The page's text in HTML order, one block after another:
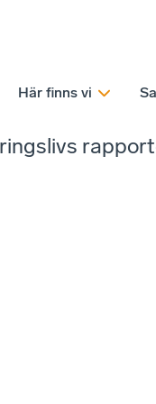
Här finns vi